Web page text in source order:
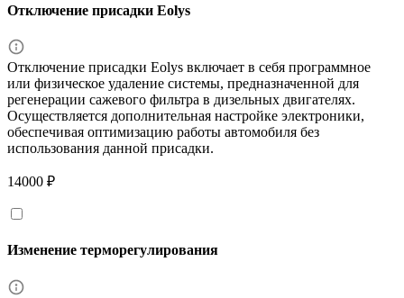
Отключение присадки Eolys
Отключение присадки Eolys включает в себя программное
или физическое удаление системы, предназначенной для
регенерации сажевого фильтра в дизельных двигателях.
Осуществляется дополнительная настройке электроники,
обеспечивая оптимизацию работы автомобиля без
использования данной присадки.
14000 ₽
Изменение терморегулирования